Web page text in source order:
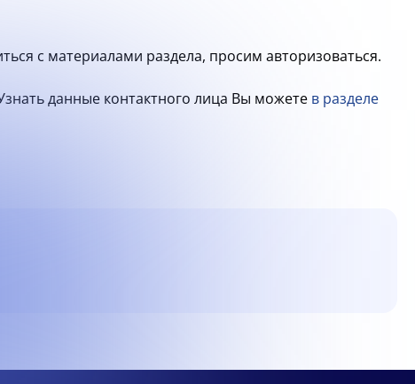
с материалами раздела, просим авторизоваться.
данные контактного лица Вы можете в разделе